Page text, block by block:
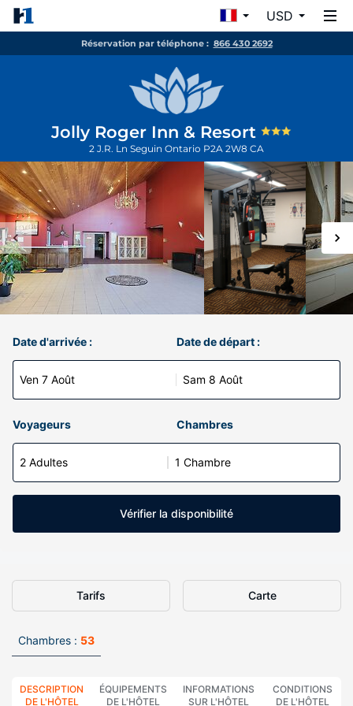
USD
Réservation par téléphone : 866 430 2692
Jolly Roger Inn & Resort
2 J.R. Ln Seguin Ontario P2A 2W8 CA
Date d'arrivée :
Ven 7 Août
Date de départ :
Sam 8 Août
Voyageurs Chambres
2 Adultes 1 Chambre
Vérifier la disponibilité
Tarifs Carte
Chambres : 53
DESCRIPTION
DE L'HÔTEL
ÉQUIPEMENTS
DE L'HÔTEL
INFORMATIONS
SUR L'HÔTEL
CONDITIONS
DE L'HÔTEL